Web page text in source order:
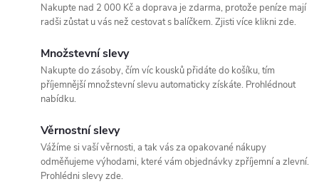
Nakupte nad 2 000 Kč a doprava je zdarma, protože peníze mají
radši zůstat u vás než cestovat s balíčkem. Zjisti více klikni zde.
Množstevní slevy
Nakupte do zásoby, čím víc kousků přidáte do košíku, tím
příjemnější množstevní slevu automaticky získáte. Prohlédnout
nabídku.
Věrnostní slevy
Vážíme si vaší věrnosti, a tak vás za opakované nákupy
odměňujeme výhodami, které vám objednávky zpříjemní a zlevní.
Prohlédni slevy zde.